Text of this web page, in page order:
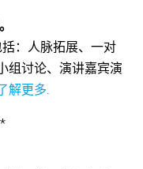
：人脉拓展、一对
组讨论、演讲嘉宾演
解更多